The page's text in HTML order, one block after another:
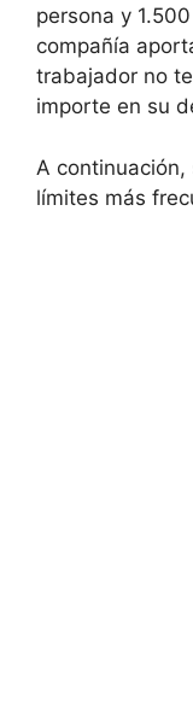
persona y
compañía
trabajador no
importe en su
A
límites más